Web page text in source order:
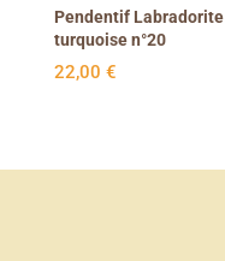
Pendentif Labradorite
turquoise n°20
22,00 €